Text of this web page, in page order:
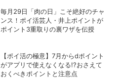
毎月29日「肉の日」こそ絶好のチャ
ンス！ポイ活芸人・井上ポイントが
ポイント3重取りの裏ワザを伝授
【ポイ活の極意】7月からdポイント
がアプリで使えなくなる!?おさえて
おくべきポイントと注意点